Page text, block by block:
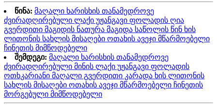
წინა: მაღალი ხარისხის თანამედროვე
ძვირადღირებული ლაქი უჟანგავი ფოლადის ღია
გვერდითი მაგიდის ნათურა მაგიდა საწოლის წინ ხის
ლითონის სახლის მისაღები ოთახის ავეჯი მწარმოებელი
ჩინეთის მიმწოდებელი
შემდეგი: მაღალი ხარისხის თანამედროვე
ძვირადღირებული მინის ლაქი უჟანგავი ფოლადის
ოთხკარიანი მაღალი გვერდითი კარადა ხის ლითონის
სახლის მისაღები ოთახის ავეჯი მწარმოებელი ჩინეთის
მორგებული მიმწოდებელი